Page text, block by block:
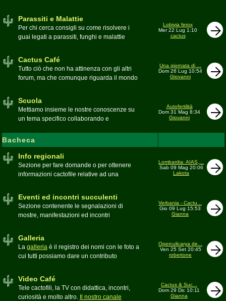
Parassiti e Malattie
Per chi cerca consigli su come risolvere i
guai legati a parassiti, funghi e malattie
Lobivia ferox
Mer 22 Lug 1:10
cactus
Cactus Café
Tutto ciò che non ha attinenza con gli altri
forum, ma che comunque riguarda il mondo
Moderatore
Una giornata di ...
Dom 26 Lug 10:54
Giovanni
Scuola
Mettiamo insieme le nostre conoscenze su
un tema specifico collaborando e
cactofilo
Autofertilità
Dom 31 Mag 8:34
Giovanni
Bacheca
Info regionali
Sezione per fare domande o per ottenere
informazioni cactofile relative ad una
Lombardia: AIAS,...
Sab 09 Mag 20:06
Lakota
Eventi ed incontri succulenti
Sezione contenente le segnalazioni di
mostre, manifestazioni ed incontri
Verbania - Cactu...
Gio 09 Lug 15:53
Gianna
Galleria
La galleriaè il registro dei nomi con le foto a
cui tutti possiamo dare un contributo
spazio discutiamo SOLO di errori,
inesattezze, idee e altro inerenti l'argomento
Operculicarya de...
Ven 25 Set 20:45
robertone
Video Café
Tele cactofili, la TV con didattica, incontri,
curiosità e molto altro.
Il nostro canale
Cactus & Suc...
Dom 29 Dic 10:11
Gianna